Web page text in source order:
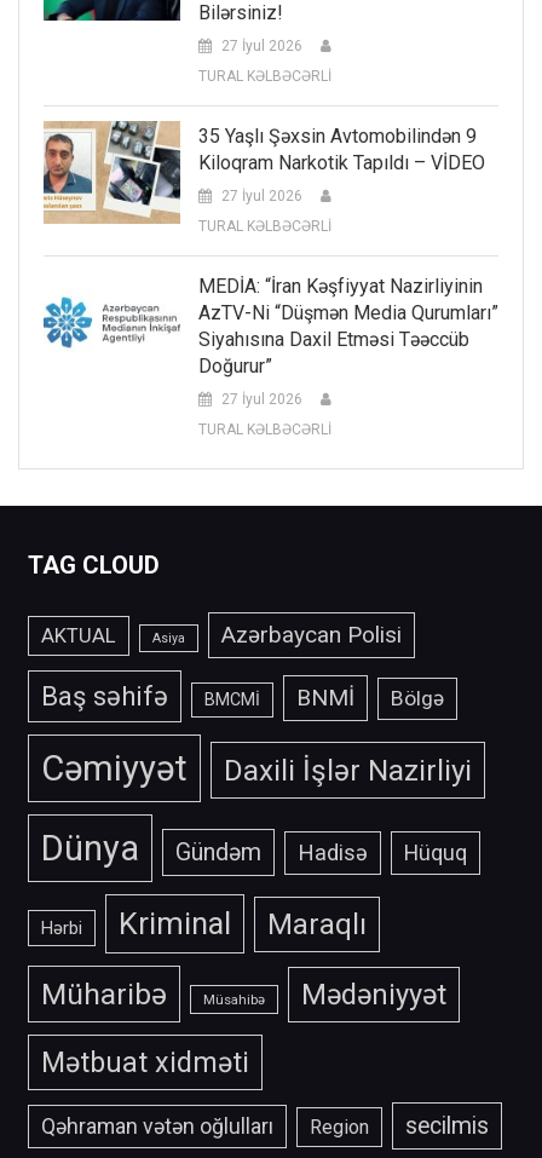
Bilərsiniz!
27 İyul 2026
TURAL KƏLBƏCƏRLİ
35 Yaşlı Şəxsin Avtomobilindən 9
Kiloqram Narkotik Tapıldı – VİDEO
27 İyul 2026
TURAL KƏLBƏCƏRLİ
MEDİA: “İran Kəşfiyyat Nazirliyinin
AzTV-Ni “düşmən Media Qurumları”
Siyahısına Daxil Etməsi Təəccüb
Doğurur”
27 İyul 2026
TURAL KƏLBƏCƏRLİ
TAG CLOUD
AKTUAL Asiya Azərbaycan Polisi
Baş səhifə BMCMİ BNMİ Bölgə
Cəmiyyət Daxili İşlər Nazirliyi
Dünya Gündəm Hadisə Hüquq
Hərbi Kriminal Maraqlı
Müharibə Müsahibə
Mədəniyyət
Mətbuat xidməti
Qəhraman vətən oğlulları Region secilmis